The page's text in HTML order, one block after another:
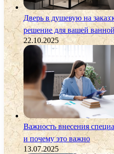
Дверь в душевую на
решение для вашей
22.10.2025
Важность внесения
и почему это важно
13.07.2025